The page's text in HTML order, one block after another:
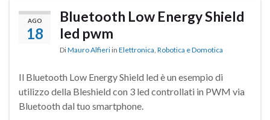
AGO
18
Bluetooth Low Energy Shield
led pwm
DiMauro Alfieri in Elettronica, Robotica e Domotica
Il Bluetooth Low Energy Shield led è un esempio di
utilizzo della Bleshield con 3 led controllati in PWM via
Bluetooth dal tuo smartphone.